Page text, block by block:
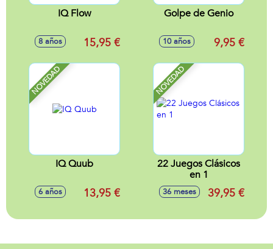
IQ Flow
8 años 15,95 €
Golpe de Genio
10 años 9,95 €
NOVEDAD
IQ Quub
6 años 13,95 €
NOVEDAD
22 Juegos Clásicos
en 1
36 meses 39,95 €